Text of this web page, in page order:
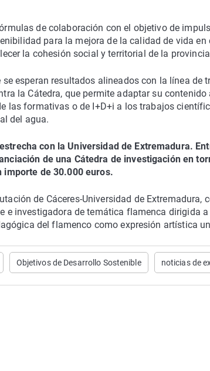
de colaboración con el objetivo de
para la mejora de la calidad de vida en
la cohesión social y territorial de la provincia
esperan resultados alineados con la línea de
la Cátedra, que permite adaptar su
las formativas o de I+D+i a los trabajos
del agua.
con la Universidad de Extremadura.
de una Cátedra de investigación en
importe de 30.000 euros.
de Cáceres-Universidad de Extremadura,
e investigadora de temática flamenca dirigida
del flamenco como expresión artística
Objetivos de Desarrollo Sostenible noticias de